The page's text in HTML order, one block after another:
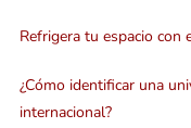
Refrigera tu espacio con
¿Cómo identificar una
internacional?